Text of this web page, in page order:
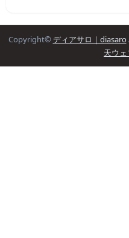
Copyright© ディアサロ｜diasaro
天ウ